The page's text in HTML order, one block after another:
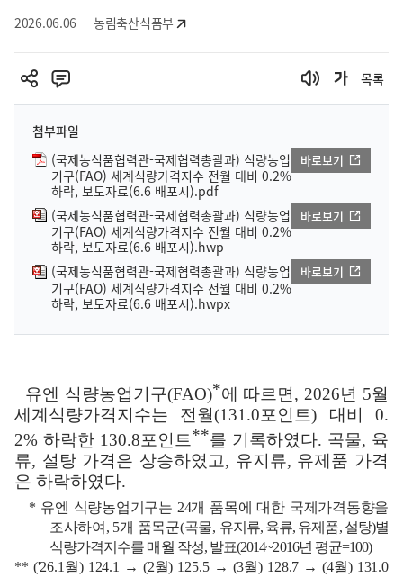
2026.06.06 농림축산식품부
목록
첨부파일
(국제농식품협력관-국제협력총괄과) 식량농업
기구(FAO) 세계식량가격지수 전월 대비 0.2%
하락, 보도자료(6.6 배포시).pdf
바로보기
(국제농식품협력관-국제협력총괄과) 식량농업
기구(FAO) 세계식량가격지수 전월 대비 0.2%
하락, 보도자료(6.6 배포시).hwp
바로보기
(국제농식품협력관-국제협력총괄과) 식량농업
기구(FAO) 세계식량가격지수 전월 대비 0.2%
하락, 보도자료(6.6 배포시).hwpx
바로보기
유엔 식량농업기구(FAO)*에 따르면 , 2026년 5월
세계식량가격지수는 전월(131.0포인트) 대비0.
2% 하락한 130.8포인트**를 기록하였다. 곡물, 육
류, 설탕 가격은 상승하였고, 유지류, 유제품 가격
은 하락하였다.
* 유엔 식량농업기구는 24개 품목에 대한 국제가격동향을
조사하여 , 5개 품목군(곡물, 유지류, 육류, 유제품, 설탕)별
식량가격지수를 매월 작성, 발표(2014~2016년 평균=100)
** ('26.1월) 124.1 → (2월) 125.5 → (3월) 128.7 →(4월) 131.0